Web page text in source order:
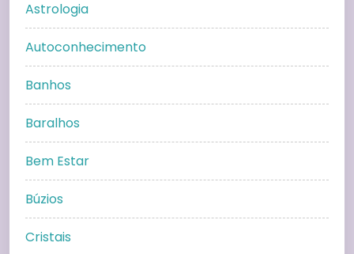
Astrologia
Autoconhecimento
Banhos
Baralhos
Bem Estar
Búzios
Cristais